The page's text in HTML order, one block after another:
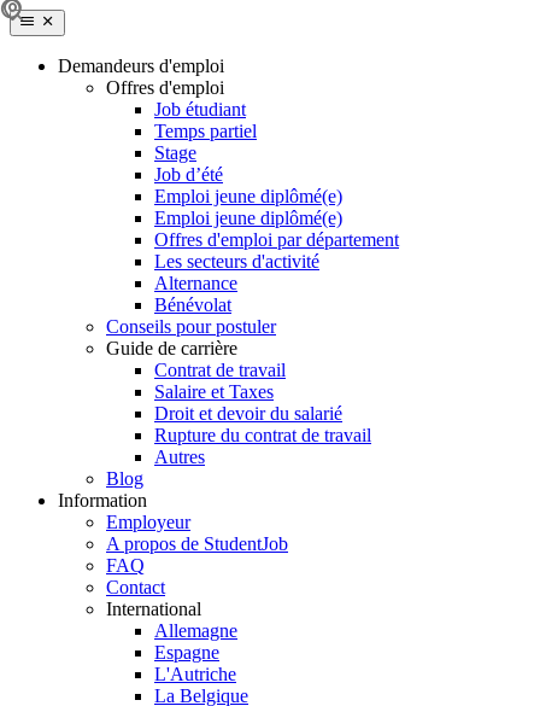
Demandeurs d'emploi
Offres d'emploi
Job étudiant
Temps partiel
Stage
Job d’été
Emploi jeune diplômé(e)
Emploi jeune diplômé(e)
Offres d'emploi par département
Les secteurs d'activité
Alternance
Bénévolat
Conseils pour postuler
Guide de carrière
Contrat de travail
Salaire et Taxes
Droit et devoir du salarié
Rupture du contrat de travail
Autres
Blog
Information
Employeur
A propos de StudentJob
FAQ
Contact
International
Allemagne
Espagne
L'Autriche
La Belgique